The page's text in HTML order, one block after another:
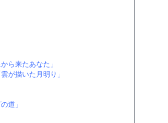
から来たあなた」
雲が描いた月明り」
道」